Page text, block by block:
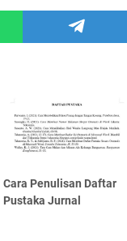
Cara Penulisan Daftar
Pustaka Jurnal